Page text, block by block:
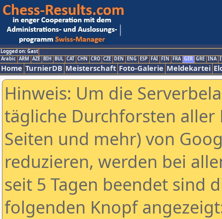
Logged on: Gast
Arabic ARM AZE BIH BUL CAT CHN CRO CZE DEN ENG ESP FAI FIN FRA GER GRE INA
Home TurnierDB Meisterschaft Foto-Galerie Meldekartei
Hinweis: Um die
tägliche Durchforsten aller
Seiten und mehr) von
reduzieren, werden bei
seit 5 Tagen beendet sind
folgenden Knopf